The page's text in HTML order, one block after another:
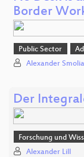
Border
Public Sector
Alexander
Der
Forschung und
Alexander Lill